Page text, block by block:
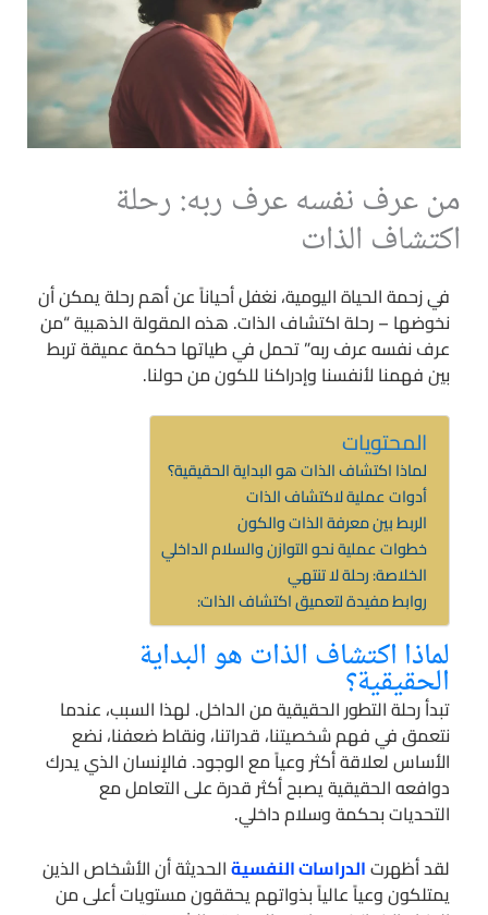
من عرف نفسه عرف ربه: رحلة
اكتشاف الذات
في زحمة الحياة اليومية، نغفل أحياناً عن أهم رحلة يمكن أن
نخوضها – رحلة اكتشاف الذات. هذه المقولة الذهبية “من
عرف نفسه عرف ربه” تحمل في طياتها حكمة عميقة تربط
بين فهمنا لأنفسنا وإدراكنا للكون من حولنا.
المحتويات
لماذا اكتشاف الذات هو البداية الحقيقية؟
أدوات عملية لاكتشاف الذات
الربط بين معرفة الذات والكون
خطوات عملية نحو التوازن والسلام الداخلي
الخلاصة: رحلة لا تنتهي
روابط مفيدة لتعميق اكتشاف الذات:
لماذا اكتشاف الذات هو البداية
الحقيقية؟
تبدأ رحلة التطور الحقيقية من الداخل. لهذا السبب، عندما
نتعمق في فهم شخصيتنا، قدراتنا، ونقاط ضعفنا، نضع
الأساس لعلاقة أكثر وعياً مع الوجود. فالإنسان الذي يدرك
دوافعه الحقيقية يصبح أكثر قدرة على التعامل مع
التحديات بحكمة وسلام داخلي.
لقد أظهرتالدراسات النفسيةالحديثة أن الأشخاص الذين
يمتلكون وعياً عالياً بذواتهم يحققون مستويات أعلى من